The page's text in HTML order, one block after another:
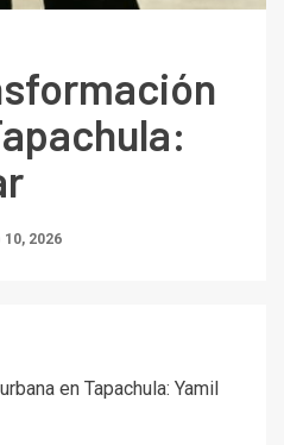
2026
en Tapachula: Yamil